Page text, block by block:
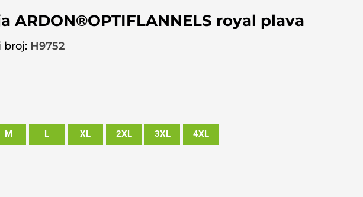
ARDON®OPTIFLANNELS royal plava
broj: H9752
M L XL 2XL 3XL 4XL